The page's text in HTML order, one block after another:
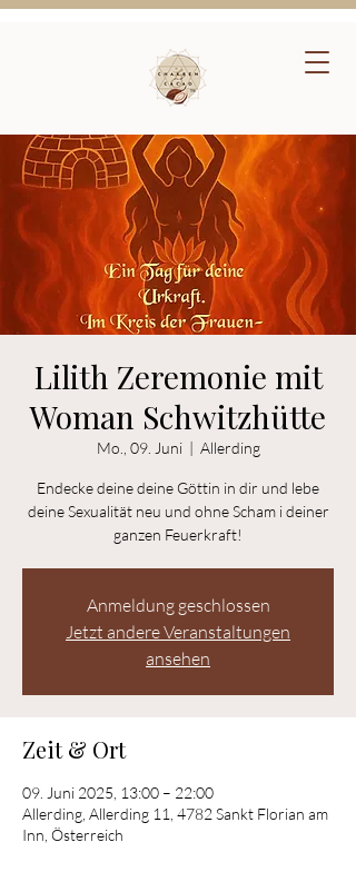
Lilith Zeremonie mit
Woman Schwitzhütte
Mo., 09. Juni
  |
Allerding
Endecke deine deine Göttin in dir und lebe
deine Sexualität neu und ohne Scham i deiner
ganzen Feuerkraft!
Anmeldung geschlossen
Jetzt andere Veranstaltungen
ansehen
Zeit & Ort
09. Juni 2025, 13:00 – 22:00
Allerding, Allerding 11, 4782 Sankt Florian am
Inn, Österreich